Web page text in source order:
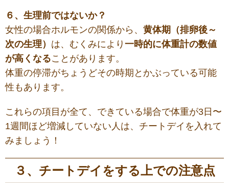
６、生理前ではないか？
女性の場合ホルモンの関係から、 黄体期（排卵後～
次の生理） は、むくみにより 一時的に体重計の数値
が高くなることがあります。
体重の停滞がちょうどその時期とかぶっている可能
性もあります。
これらの項目が全て、できている場合で体重が3日〜
1週間ほど増減していない人は、チートデイを入れて
みましょう！
３、チートデイをする上での注意点